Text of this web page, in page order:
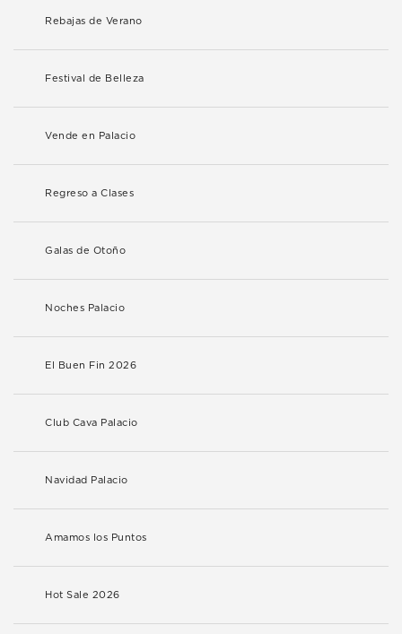
Rebajas de Verano
Festival de Belleza
Vende en Palacio
Regreso a Clases
Galas de Otoño
Noches Palacio
El Buen Fin 2026
Club Cava Palacio
Navidad Palacio
Amamos los Puntos
Hot Sale 2026